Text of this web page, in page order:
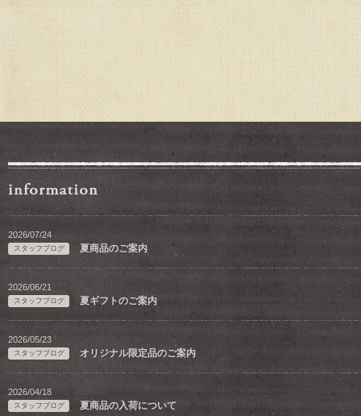
2026/07/24
スタッフブログ 夏商品のご案内
2026/06/21
スタッフブログ 夏ギフトのご案内
2026/05/23
スタッフブログ オリジナル限定品のご案内
2026/04/18
スタッフブログ 夏商品の入荷について